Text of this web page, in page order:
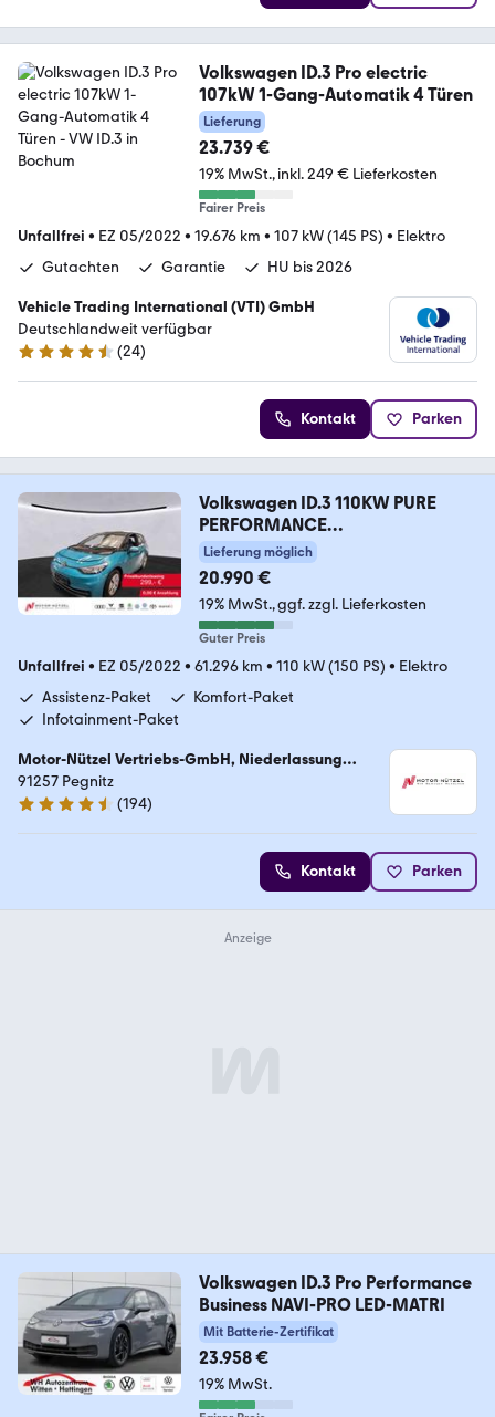
Volkswagen ID.3 Pro electric
107kW 1-Gang-Automatik 4 Türen
Lieferung
23.739 €
19% MwSt. inkl. 249 € Lieferkosten
Fairer Preis
Unfallfrei • EZ 05/2022 • 19.676 km • 107 kW (145 PS) • Elektro
Gutachten
Garantie HU bis 2026
Vehicle Trading International (VTI) GmbH
Deutschlandweit verfügbar
4.4 Sterne
(24)
Kontakt Parken
Volkswagen ID.3 110KW PURE
PERFORMANCE
LED+SHZ+NAVI+KAMERA
Lieferung möglich
20.990 €
19% MwSt. ggf. zzgl. Lieferkosten
Guter Preis
Unfallfrei • EZ 05/2022 • 61.296 km • 110 kW (150 PS) • Elektro
Assistenz-Paket
Komfort-Paket
Infotainment-Paket
Motor-Nützel Vertriebs-GmbH, Niederlassung
Pegnitz
91257 Pegnitz
4.7 Sterne
(194)
Kontakt Parken
Volkswagen ID.3 Pro Performance
Business NAVI-PRO LED-MATRI
Mit Batterie-Zertifikat
23.958 €
19% MwSt.